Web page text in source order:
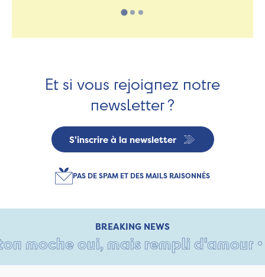
Et si vous rejoignez notre
newsletter ?
S'inscrire à la newsletter
PAS DE SPAM ET DES MAILS RAISONNÉS
BREAKING NEWS
oui, mais rempli d'amour •